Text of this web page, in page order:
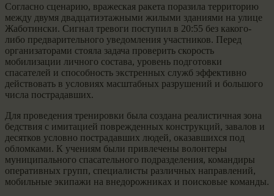
Согласно сценарию, вражеская ракета поразила территорию
между двумя двадцатиэтажными жилыми зданиями на улице
Жаботински. Сигнал тревоги поступил в 20:55 без какого-
либо предварительного уведомления участников. Перед
организаторами стояла задача проверить скорость
мобилизации личного состава, уровень подготовки
спасателей и способность экстренных служб эффективно
действовать в условиях масштабных разрушений и большого
числа пострадавших.
Для проведения тренировки была создана реалистичная зона
бедствия с имитацией поврежденных конструкций, завалов и
десятков условно пострадавших людей, оказавшихся под
обломками. К учениям были привлечены волонтеры
муниципального спасательного подразделения, командиры
оперативных групп, специалисты различных направлений,
мобильные экипажи на внедорожниках и поисковые команды.